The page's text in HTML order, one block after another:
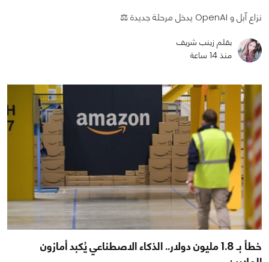
نزاع آبل و OpenAI يدخل مرحلة جديدة ⚖️
بقلم زينب شريف
منذ 14 ساعة
خطأ بـ 1.8 مليون دولار.. الذكاء الاصطناعي يُكبد أمازون